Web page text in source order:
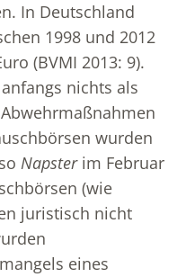
In Deutschland
1998 und 2012
(BVMI 2013: 9).
nichts als
wurden
Napsterim Februar
(wie
juristisch nicht
eines